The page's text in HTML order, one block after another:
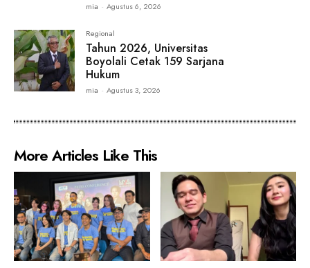
mia - Agustus 6, 2026
Regional
Tahun 2026, Universitas
Boyolali Cetak 159 Sarjana
Hukum
mia - Agustus 3, 2026
More Articles Like This